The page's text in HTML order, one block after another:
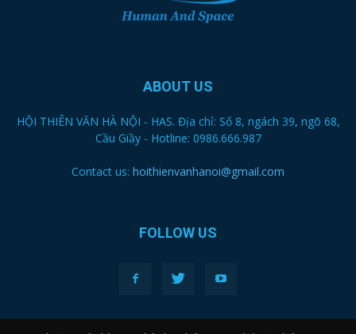
ABOUT US
HỘI THIÊN VĂN HÀ NỘI - HAS. Địa chỉ: Số 8, ngách 39, ngõ 68,
Cầu Giầy - Hotline: 0986.666.987
Contact us: hoithienvanhanoi@gmail.com
FOLLOW US